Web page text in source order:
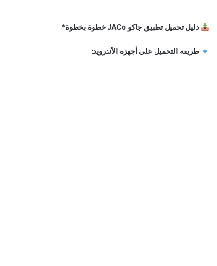
دليل تحميل تطبيق جاكو JACo خطوة بخطوة*
طريقة التحميل على أجهزة الأندرويد: